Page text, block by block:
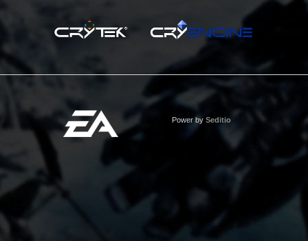
Power by Seditio